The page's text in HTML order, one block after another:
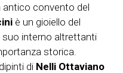
antico convento del
è un gioiello del
suo interno altrettanti
storica.
di Nelli Ottaviano